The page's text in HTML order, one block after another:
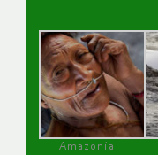
Amazonía